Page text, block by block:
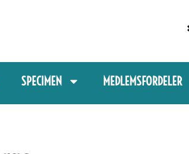
SPECIMEN MEDLEMSFORDELER